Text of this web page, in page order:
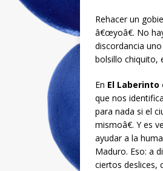
Rehacer un
â€œyoâ€. No
discordancia
bolsillo chiquito,
En El
que nos
para nada si el
mismoâ€. Y es
ayudar a la
Maduro. Eso: a
ciertos deslices,